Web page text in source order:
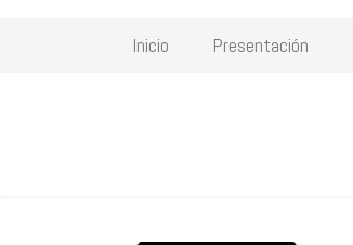
Inicio Presentación